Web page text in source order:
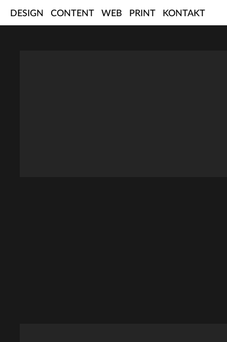
DESIGN CONTENT WEB PRINT KONTAKT